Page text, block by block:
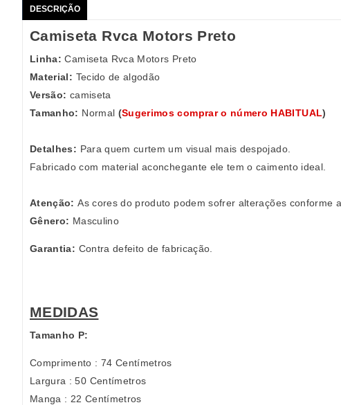
DESCRIÇÃO
Camiseta Rvca Motors Preto
Linha:Camiseta Rvca Motors Preto
Material: Tecido de algodão
Versão: camiseta
Tamanho: Normal (Sugerimos comprar o número HABITUAL)
Detalhes: Para quem curtem um visual mais despojado.
Fabricado com material aconchegante ele tem o caimento ideal.
Atenção: As cores do produto podem sofrer alterações conforme
Gênero: Masculino
Garantia: Contra defeito de fabricação.
MEDIDAS
Tamanho P:
Comprimento : 74 Centímetros
Largura : 50 Centímetros
Manga : 22 Centímetros